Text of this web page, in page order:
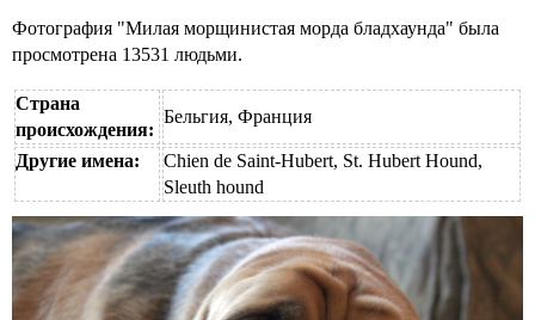
Фотография "Милая морщинистая морда бладхаунда" была
просмотрена 13531 людьми.
Страна
происхождения:
Бельгия, Франция
Другие имена:
Chien de Saint-Hubert, St. Hubert Hound,
Sleuth hound